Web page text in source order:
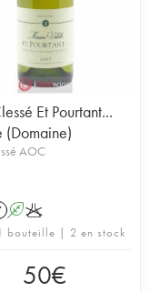
Et Pourtant...
(Domaine)
AOC
AK
bouteille | 2 en stock
50€